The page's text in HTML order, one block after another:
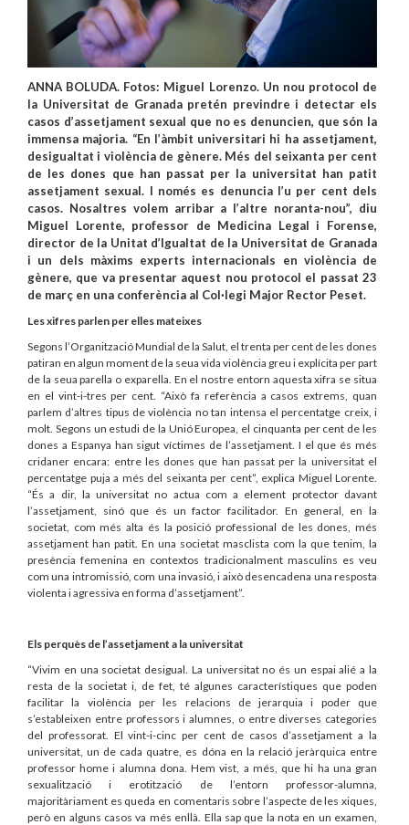
ANNA BOLUDA. Fotos: Miguel Lorenzo. Un nou protocol de
la Universitat de Granada pretén previndre i detectar els
casos d’assetjament sexual que no es denuncien, que són la
immensa majoria. “En l’àmbit universitari hi ha assetjament,
desigualtat i violència de gènere. Més del seixanta per cent
de les dones que han passat per la universitat han patit
assetjament sexual. I només es denuncia l’u per cent dels
casos. Nosaltres volem arribar a l’altre noranta-nou”, diu
Miguel Lorente, professor de Medicina Legal i Forense,
director de la Unitat d’Igualtat de la Universitat de Granada
i un dels màxims experts internacionals en violència de
gènere, que va presentar aquest nou protocol el passat 23
de març en una conferència al Col·legi Major Rector Peset.
Les xifres parlen per elles mateixes
Segons l’Organització Mundial de la Salut, el trenta per cent de les dones
patiran en algun moment de la seua vida violència greu i explícita per part
de la seua parella o exparella. En el nostre entorn aquesta xifra se situa
en el vint-i-tres per cent. “Això fa referència a casos extrems, quan
parlem d’altres tipus de violència no tan intensa el percentatge creix, i
molt. Segons un estudi de la Unió Europea, el cinquanta per cent de les
dones a Espanya han sigut víctimes de l’assetjament. I el que és més
cridaner encara: entre les dones que han passat per la universitat el
percentatge puja a més del seixanta per cent”, explica Miguel Lorente.
“És a dir, la universitat no actua com a element protector davant
l’assetjament, sinó que és un factor facilitador. En general, en la
societat, com més alta és la posició professional de les dones, més
assetjament han patit. En una societat masclista com la que tenim, la
presència femenina en contextos tradicionalment masculins es veu
com una intromissió, com una invasió, i això desencadena una resposta
violenta i agressiva en forma d’assetjament”.
Els perquès de l’assetjament a la universitat
“Vivim en una societat desigual. La universitat no és un espai alié a la
resta de la societat i, de fet, té algunes característiques que poden
facilitar la violència per les relacions de jerarquia i poder que
s’estableixen entre professors i alumnes, o entre diverses categories
del professorat. El vint-i-cinc per cent de casos d’assetjament a la
universitat, un de cada quatre, es dóna en la relació jeràrquica entre
professor home i alumna dona. Hem vist, a més, que hi ha una gran
sexualització i erotització de l’entorn professor-alumna,
majoritàriament es queda en comentaris sobre l’aspecte de les xiques,
però en alguns casos va més enllà. Ella sap que la nota en un examen,